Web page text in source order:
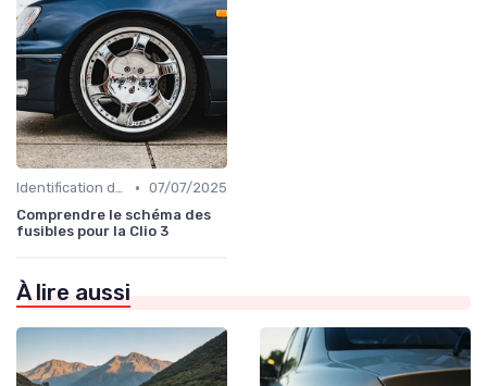
Identification de la Pièce Nécessaire • 07/07/2025
Comprendre le schéma des
fusibles pour la Clio 3
À lire aussi